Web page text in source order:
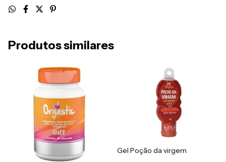
Produtos similares
Gel Poção da virgem